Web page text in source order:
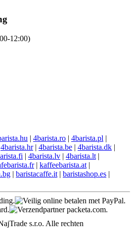
12:00)
| 4barista.ro | 4barista.pl |
4barista.hr| 4barista.be | 4barista.dk |
| 4barista.lv | 4barista.lt |
| kaffeebarista.at |
| baristacaffe.it | baristashop.es |
s.r.o. Alle rechten